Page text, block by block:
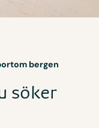
bergen
söker